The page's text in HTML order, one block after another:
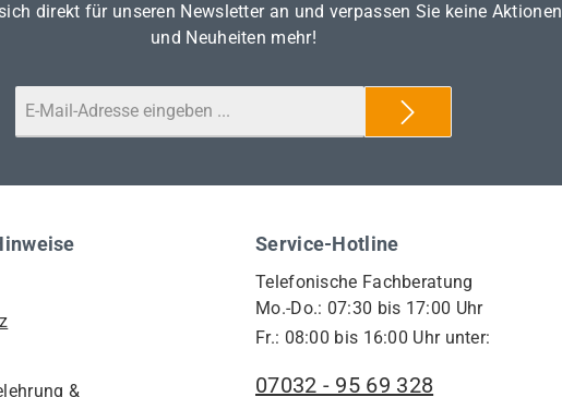
direkt für unseren Newsletter an und verpassen Sie keine Aktionen
und Neuheiten mehr!
Service-Hotline
Telefonische Fachberatung
Mo.-Do.: 07:30 bis 17:00 Uhr
Fr.: 08:00 bis 16:00 Uhr unter:
07032 - 95 69 328
&